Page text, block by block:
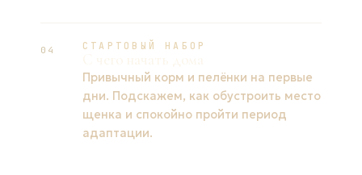
04 СТАРТОВЫЙ НАБОР
Привычный корм и пелёнки на первые
дни. Подскажем, как обустроить место
щенка и спокойно пройти период
адаптации.